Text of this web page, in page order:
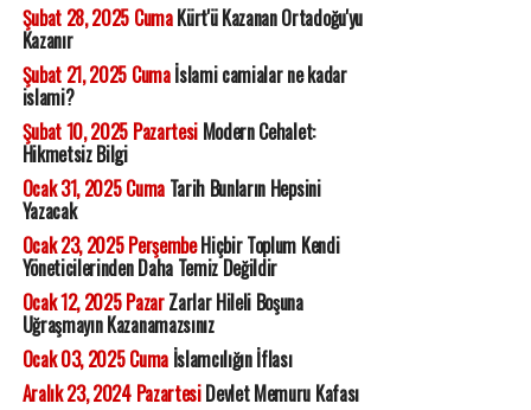
Şubat 28, 2025 CumaKürt'ü Kazanan Ortadoğu'yu
Kazanır
Şubat 21, 2025 Cumaİslami camialar ne kadar
islami?
Şubat 10, 2025 PazartesiModern Cehalet:
Hikmetsiz Bilgi
Ocak 31, 2025 CumaTarih Bunların Hepsini
Yazacak
Ocak 23, 2025 PerşembeHiçbir Toplum Kendi
Yöneticilerinden Daha Temiz Değildir
Ocak 12, 2025 PazarZarlar Hileli Boşuna
Uğraşmayın Kazanamazsınız
Ocak 03, 2025 Cumaİslamcılığın İflası
Aralık 23, 2024 PazartesiDevlet Memuru Kafası